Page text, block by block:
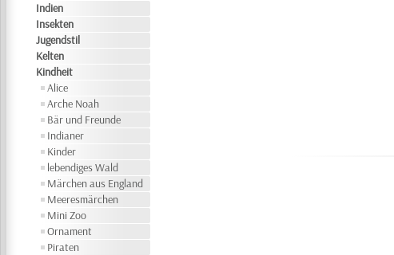
Indien
Insekten
Jugendstil
Kelten
Kindheit
Alice
Arche Noah
Bär und Freunde
Indianer
Kinder
lebendiges Wald
Märchen aus England
Meeresmärchen
Mini Zoo
Ornament
Piraten